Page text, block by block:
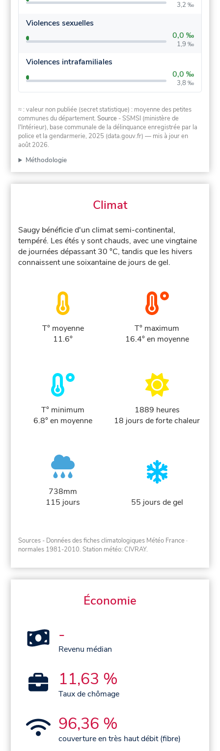
3,2 ‰
Violences sexuelles
0,0 ‰
1,9 ‰
Violences intrafamiliales
0,0 ‰
3,8 ‰
≈ : valeur non publiée (secret statistique) : moyenne des petites
communes du département.Source - SSMSI (ministère de
l'Intérieur), base communale de la délinquance enregistrée par la
police et la gendarmerie, 2025 (data.gouv.fr) — mis à jour en
août 2026.
Méthodologie
Climat
Saugy bénéficie d'un climat semi-continental,
tempéré. Les étés y sont chauds, avec une vingtaine
de journées dépassant 30 °C, tandis que les hivers
connaissent une soixantaine de jours de gel.
T° moyenne
11.6°
T° maximum
16.4° en moyenne
T° minimum
6.8° en moyenne
1889 heures
18 jours de forte chaleur
738mm
115 jours
55 jours de gel
Sources - Données des fiches climatologiques Météo France ·
normales 1981-2010. Station météo: CIVRAY.
Économie
-
Revenu médian
11,63 %
Taux de chômage
96,36 %
couverture en très haut débit (fibre)